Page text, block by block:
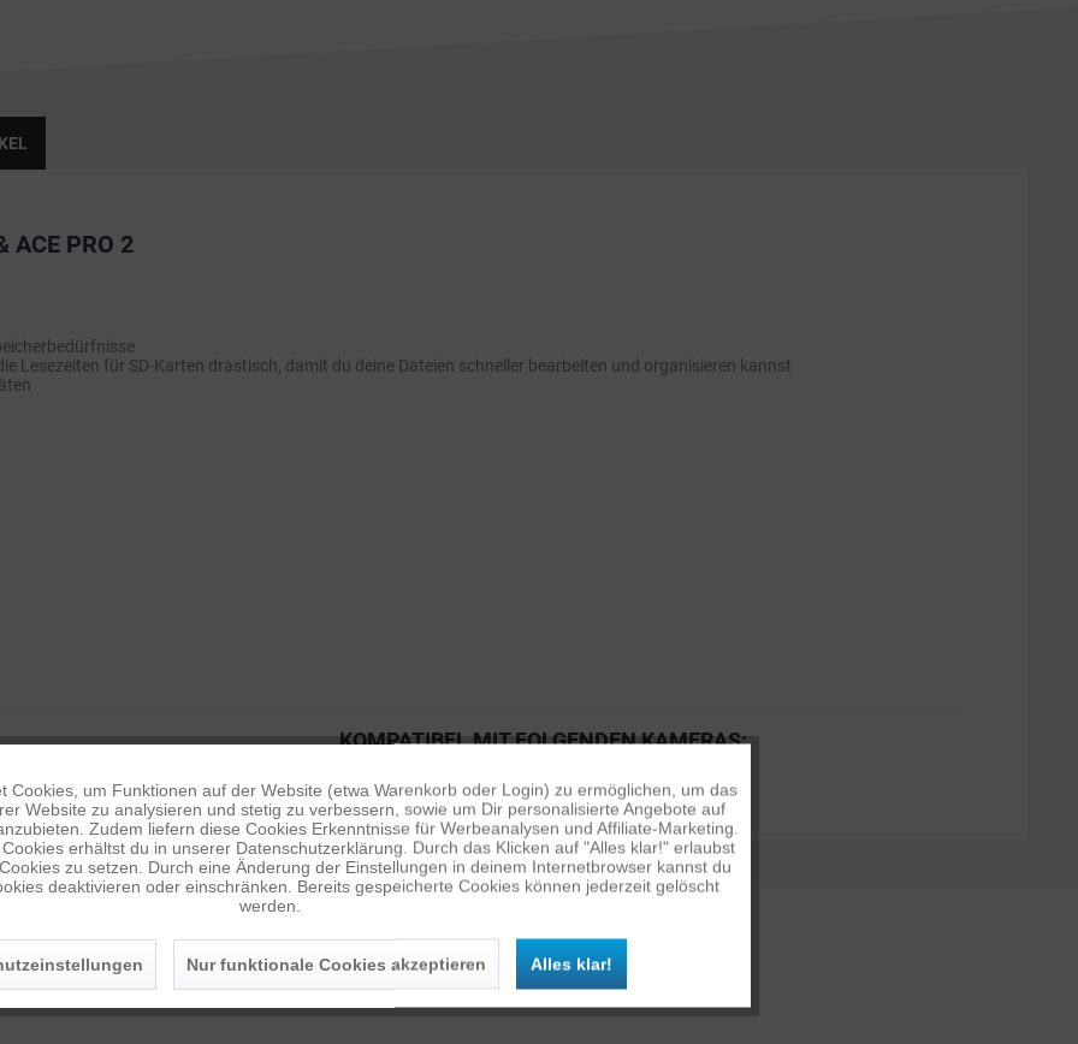
ACE PRO 2
Lesezeiten für SD-Karten drastisch, damit du deine Dateien schneller bearbeiten und organisieren kannst
KOMPATIBEL MIT FOLGENDEN KAMERAS:
Aktiv
Inaktiv
Inaktiv
Cookies, um Funktionen auf der Website (etwa Warenkorb oder Login) zu ermöglichen, um das
Website zu analysieren und stetig zu verbessern, sowie um Dir personalisierte Angebote auf
Zudem liefern diese Cookies Erkenntnisse für Werbeanalysen und Affiliate-Marketing.
erhältst du in unserer Datenschutzerklärung. Durch das Klicken auf "Alles klar!" erlaubst
zu setzen. Durch eine Änderung der Einstellungen in deinem Internetbrowser kannst du
deaktivieren oder einschränken. Bereits gespeicherte Cookies können jederzeit gelöscht
werden.
Nur funktionale Cookies akzeptieren Alles klar!